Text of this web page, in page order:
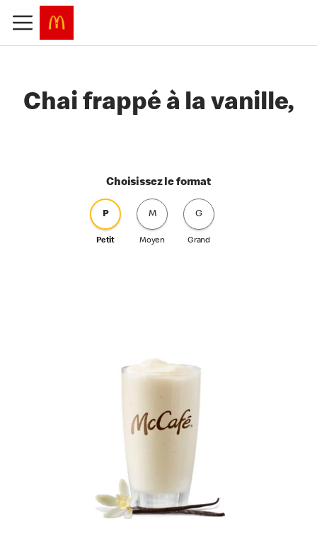
Chai frappé à la vanille,
Choisissez le format
P
Petit
M
Moyen
G
Grand